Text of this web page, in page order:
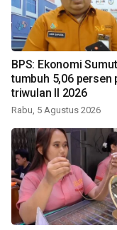
BPS: Ekonomi Sumut
tumbuh 5,06 persen
triwulan II 2026
Rabu, 5 Agustus 2026